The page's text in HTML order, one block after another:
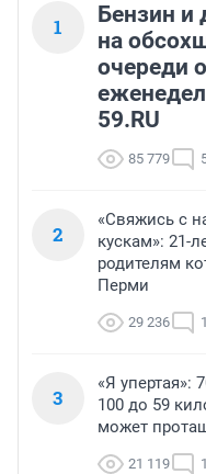
1
Бензин и
на
очереди
59.RU
85 779
2
«Свяжись с
кускам»: 21-
родителям
Перми
29 236
3
«Я упертая»:
100 до 59
может
21 119